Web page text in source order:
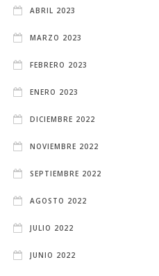
ABRIL 2023
MARZO 2023
FEBRERO 2023
ENERO 2023
DICIEMBRE 2022
NOVIEMBRE 2022
SEPTIEMBRE 2022
AGOSTO 2022
JULIO 2022
JUNIO 2022